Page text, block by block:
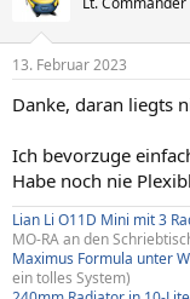
13. Februar 2023
Danke, daran liegts
Ich bevorzuge
Habe noch nie
Lian Li O11D Mini mit 3
MO-RA an den
Maximus Formula unter
ein tolles System)